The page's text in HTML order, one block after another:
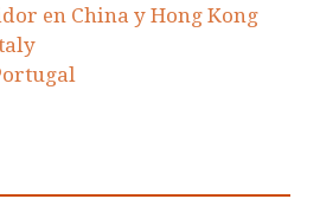
en China y Hong Kong